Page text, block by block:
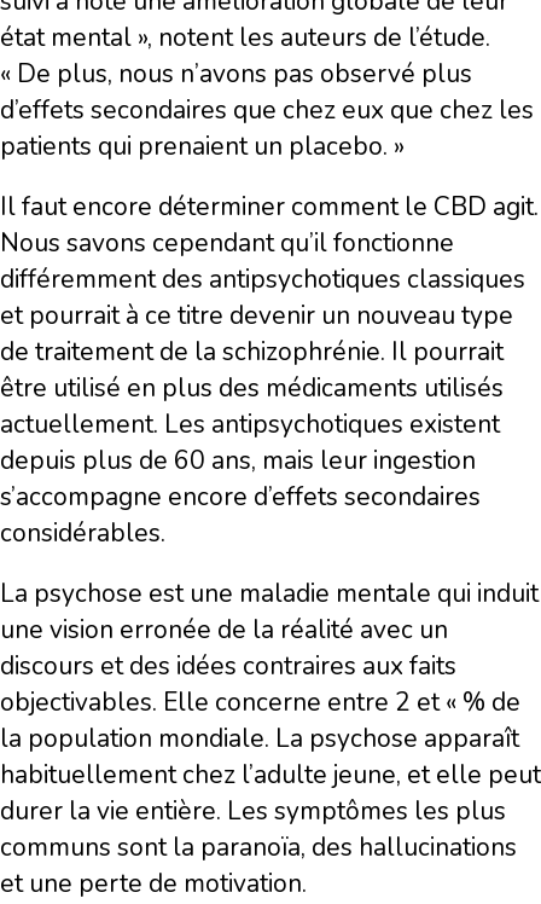
état mental », notent les auteurs de l’étude.
« De plus, nous n’avons pas observé plus
d’effets secondaires que chez eux que chez les
patients qui prenaient un placebo. »
Il faut encore déterminer comment le CBD agit.
Nous savons cependant qu’il fonctionne
différemment des antipsychotiques classiques
et pourrait à ce titre devenir un nouveau type
de traitement de la schizophrénie. Il pourrait
être utilisé en plus des médicaments utilisés
actuellement. Les antipsychotiques existent
depuis plus de 60 ans, mais leur ingestion
s’accompagne encore d’effets secondaires
considérables.
La psychose est une maladie mentale qui induit
une vision erronée de la réalité avec un
discours et des idées contraires aux faits
objectivables. Elle concerne entre 2 et « % de
la population mondiale. La psychose apparaît
habituellement chez l’adulte jeune, et elle peut
durer la vie entière. Les symptômes les plus
communs sont la paranoïa, des hallucinations
et une perte de motivation.